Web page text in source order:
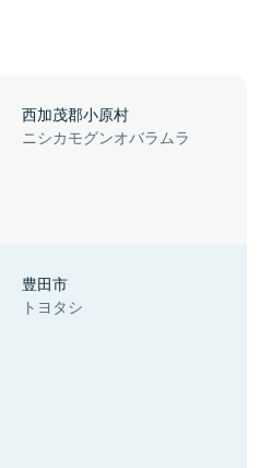
西加茂郡小原村
ニシカモグンオバラムラ
豊田市
トヨタシ